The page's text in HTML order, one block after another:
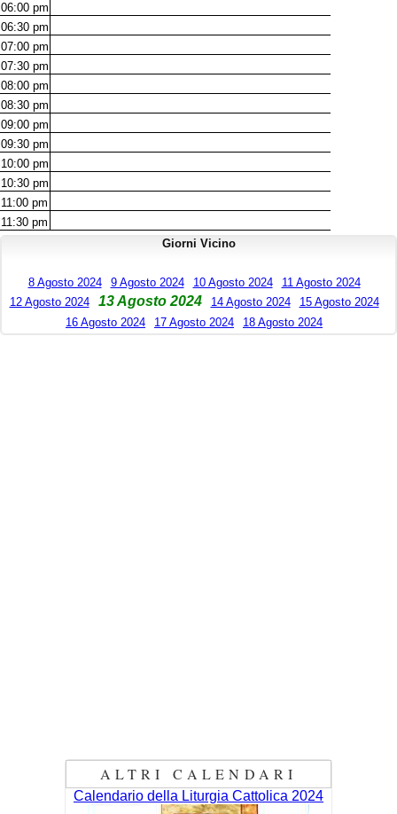
06:00 pm
06:30 pm
07:00 pm
07:30 pm
08:00 pm
08:30 pm
09:00 pm
09:30 pm
10:00 pm
10:30 pm
11:00 pm
11:30 pm
Giorni Vicino
8 Agosto 2024 9 Agosto 2024 10 Agosto 2024
11 Agosto 2024
12 Agosto 2024
13 Agosto 2024 14 Agosto 2024
15 Agosto 2024
16 Agosto 2024
17 Agosto 2024 18 Agosto 2024
ALTRI CALENDARI
Calendario della Liturgia Cattolica 2024